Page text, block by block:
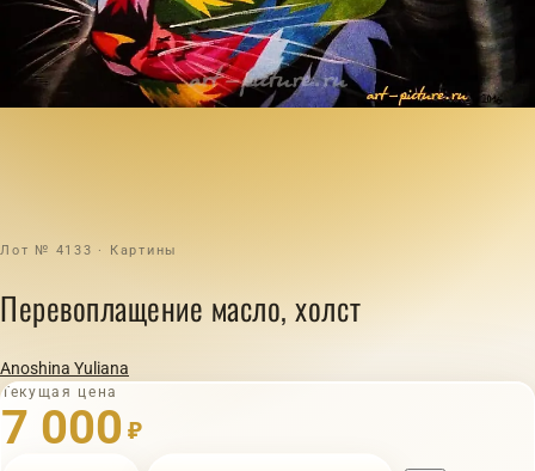
Лот № 4133 · Картины
Перевоплащение масло, холст
Anoshina Yuliana
Текущая цена
7 000 ₽